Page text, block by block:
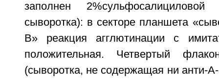
заполнен 2%сульфосалициловой
сыворотка): в секторе планшета
В» реакция агглютинации с
положительная. Четвертый
(сыворотка, не содержащая ни анти-